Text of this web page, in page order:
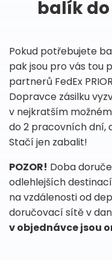
balík
Pokud potřebujete
pak jsou pro vás tou
partnerů FedEx
Dopravce zásilku
v nejkratším
do 2 pracovních dní,
Stačí jen zabalit!
POZOR! Doba
odlehlejších
na vzdálenosti od
doručovací sítě v
v objednávce jsou